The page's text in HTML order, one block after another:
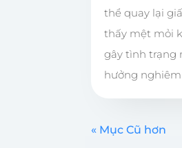
thể quay lại
thấy mệt mỏi
gây tình trạng
hưởng nghiêm
« Mục Cũ hơn